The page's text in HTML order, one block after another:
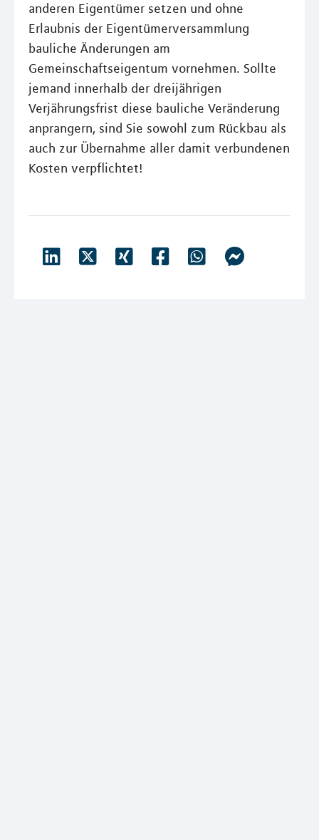
anderen Eigentümer setzen und ohne
Erlaubnis der Eigentümerversammlung
bauliche Änderungen am
Gemeinschaftseigentum vornehmen. Sollte
jemand innerhalb der dreijährigen
Verjährungsfrist diese bauliche Veränderung
anprangern, sind Sie sowohl zum Rückbau als
auch zur Übernahme aller damit verbundenen
Kosten verpflichtet!